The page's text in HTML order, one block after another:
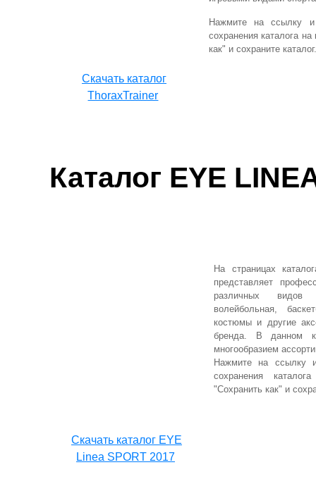
Нажмите на ссылку
сохранения каталога
как" и сохраните
Cкачать каталог
ThoraxTrainer
Каталог EYE
На страницах
представляет
различных видов
волейбольная,
костюмы и другие
бренда. В данном
многообразием
Нажмите на ссылку
сохранения
"Сохранить как" и
Cкачать каталог EYE
Linea SPORT 2017